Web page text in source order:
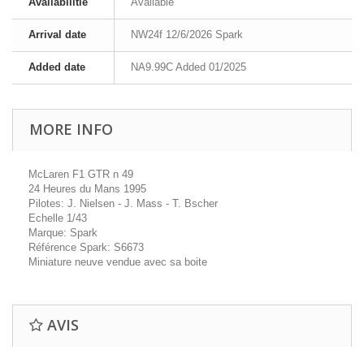
Arrival date NW24f 12/6/2026 Spark
Added date NA9.99C Added 01/2025
MORE INFO
McLaren F1 GTR n 49
24 Heures du Mans 1995
Pilotes: J. Nielsen - J. Mass - T. Bscher
Echelle 1/43
Marque: Spark
Référence Spark: S6673
Miniature neuve vendue avec sa boite
AVIS